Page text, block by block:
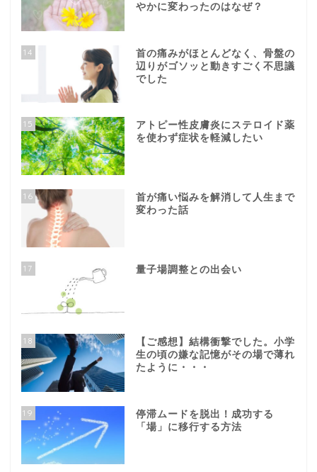
やかに変わったのはなぜ？
14
首の痛みがほとんどなく、骨盤の
辺りがゴソッと動きすごく不思議
でした
15
アトピー性皮膚炎にステロイド薬
を使わず症状を軽減したい
16
首が痛い悩みを解消して人生まで
変わった話
17 量子場調整との出会い
18
【ご感想】結構衝撃でした。小学
生の頃の嫌な記憶がその場で薄れ
たように・・・
19
停滞ムードを脱出！成功する
「場」に移行する方法